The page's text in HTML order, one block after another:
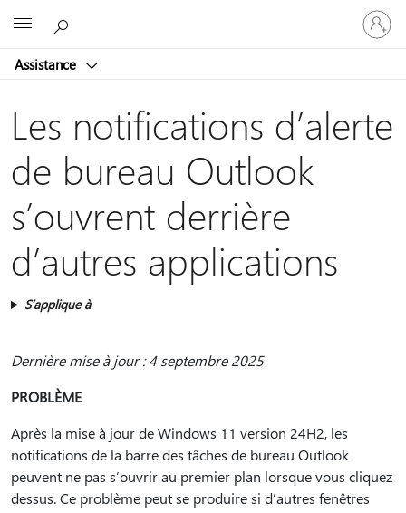
Assistance
vous
à
compte
Les notifications d’alerte
de bureau Outlook
s’ouvrent derrière
d’autres applications
S’applique à
Dernière mise à jour : 4 septembre 2025
PROBLÈME
Après la mise à jour de Windows 11 version 24H2, les
notifications de la barre des tâches de bureau Outlook
peuvent ne pas s’ouvrir au premier plan lorsque vous cliquez
dessus. Ce problème peut se produire si d’autres fenêtres